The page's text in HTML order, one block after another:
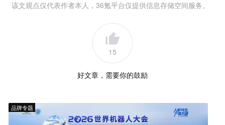
该文观点仅代表作者本人，36氪平台仅提供信息存储空间服务。
15
好文章，需要你的鼓励
品牌专题